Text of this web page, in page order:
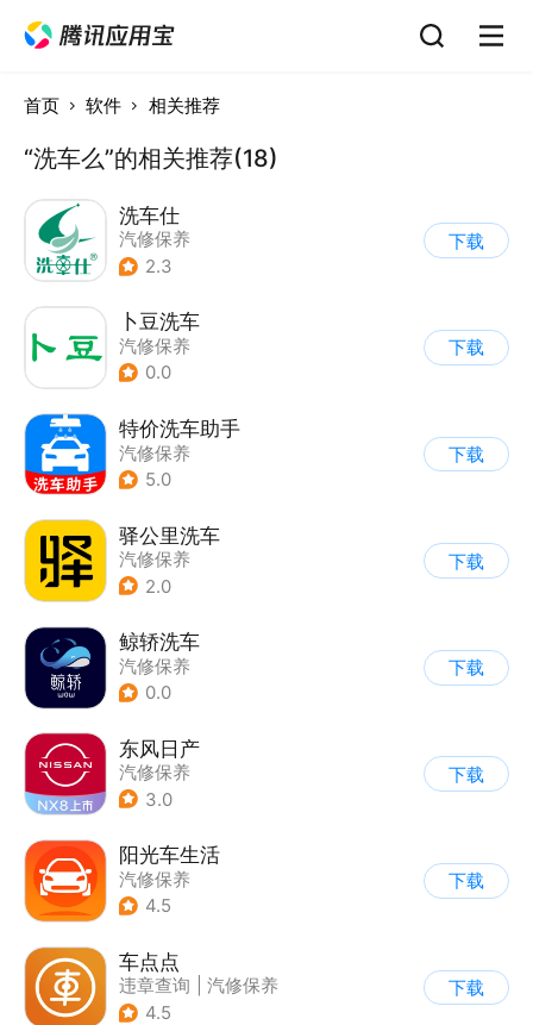
首页 软件 相关推荐
“洗车么”的相关推荐(18)
洗车仕
汽修保养
2.3
下载
卜豆洗车
汽修保养
0.0
下载
特价洗车助手
汽修保养
5.0
下载
驿公里洗车
汽修保养
2.0
下载
鲸轿洗车
汽修保养
0.0
下载
东风日产
汽修保养
3.0
下载
阳光车生活
汽修保养
4.5
下载
车点点
违章查询
汽修保养
4.5
下载